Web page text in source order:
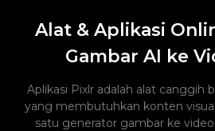
Alat & Aplikasi
Gambar AI ke
Aplikasi Pixlr adalah alat canggih
yang membutuhkan konten
satu generator gambar ke